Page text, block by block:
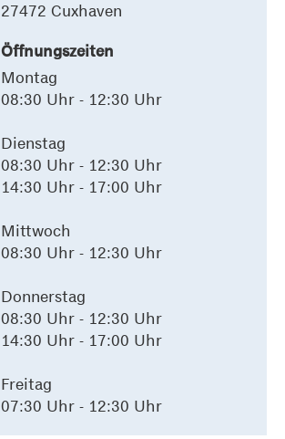
27472 Cuxhaven
Öffnungszeiten
Montag
08:30 Uhr - 12:30 Uhr
Dienstag
08:30 Uhr - 12:30 Uhr
14:30 Uhr - 17:00 Uhr
Mittwoch
08:30 Uhr - 12:30 Uhr
Donnerstag
08:30 Uhr - 12:30 Uhr
14:30 Uhr - 17:00 Uhr
Freitag
07:30 Uhr - 12:30 Uhr